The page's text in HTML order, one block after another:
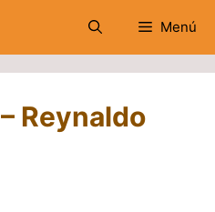
Menú
Reynaldo